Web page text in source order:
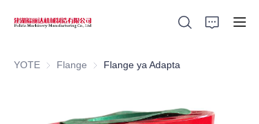
YOTE Flange FlangeFlange ya Adapta